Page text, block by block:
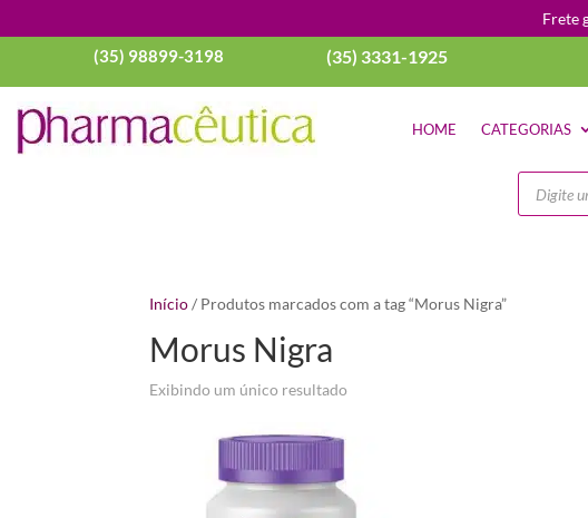
Frete
(35) 98899-3198 (35) 3331-1925
HOME CATEGORIAS
Pesquisar
Início/ Produtos marcados com a tag “Morus Nigra”
Morus Nigra
Exibindo um único resultado